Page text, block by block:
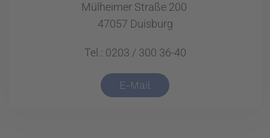
Mülheimer Straße 200
47057 Duisburg
Tel.: 0203 / 300 36-40
E-Mail